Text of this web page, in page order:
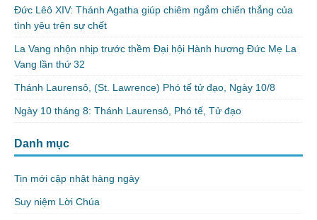
Đức Lêô XIV: Thánh Agatha giúp chiêm ngắm chiến thắng của
tình yêu trên sự chết
La Vang nhộn nhịp trước thềm Đại hội Hành hương Đức Mẹ La
Vang lần thứ 32
Thánh Laurensô, (St. Lawrence) Phó tế tử đạo, Ngày 10/8
Ngày 10 tháng 8: Thánh Laurensô, Phó tế, Tử đạo
Danh mục
Tin mới cập nhật hàng ngày
Suy niệm Lời Chúa